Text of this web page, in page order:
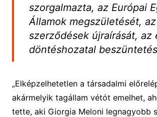
szorgalmazta, az Európai
Államok megszületését,
szerződések újraírását, az
döntéshozatal
„Elképzelhetetlen a társadalmi
akármelyik tagállam vétót emelhet,
tette, aki Giorgia Meloni legnagyobb